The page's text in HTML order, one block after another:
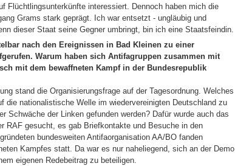
Flüchtlingsunterkünfte interessiert. Dennoch haben mich die
Grams stark geprägt. Ich war entsetzt - ungläubig und
dieser Staat seine Gegner umbringt, bin ich eine Staatsfeindin.
nach den Ereignissen in Bad Kleinen zu einer
Warum haben sich Antifagruppen zusammen mit
mit dem bewaffneten Kampf in der Bundesrepublik
stand die Organisierungsfrage auf der Tagesordnung. Welches
die nationalistische Welle im wiedervereinigten Deutschland zu
Schwäche der Linken gefunden werden? Dafür wurde auch das
RAF gesucht, es gab Briefkontakte und Besuche in den
bundesweiten Antifaorganisation AA/BO fanden
Kampfes statt. Da war es nur naheliegend, sich an der Demo
eigenen Redebeitrag zu beteiligen.